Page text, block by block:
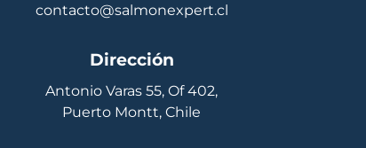
contacto@salmonexpert.cl
Dirección
Antonio Varas 55, Of 402,
Puerto Montt, Chile